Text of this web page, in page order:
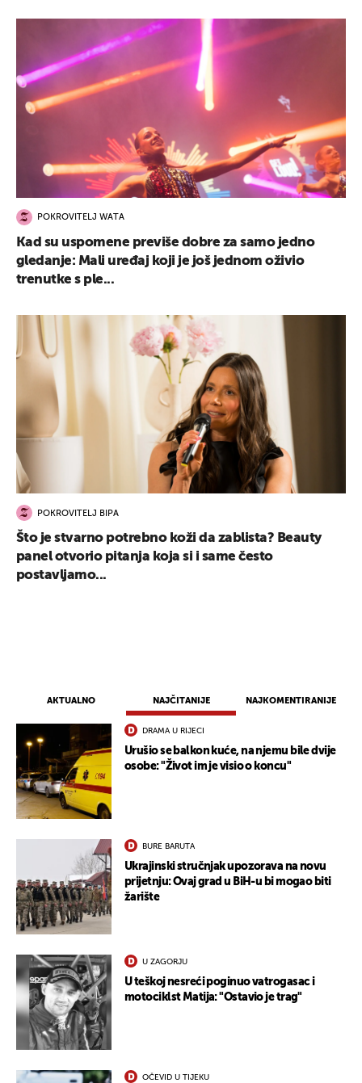
AKTUALNO NAJČITANIJE NAJKOMENTIRANIJE
DRAMA U RIJECI
Urušio se balkon kuće, na njemu bile dvije
osobe: "Život im je visio o koncu"
BURE BARUTA
Ukrajinski stručnjak upozorava na novu
prijetnju: Ovaj grad u BiH-u bi mogao biti
žarište
U ZAGORJU
U teškoj nesreći poginuo vatrogasac i
motociklst Matija: "Ostavio je trag"
OČEVID U TIJEKU
POKROVITELJ WATA
Kad su uspomene previše dobre za samo jedno
gledanje: Mali uređaj koji je još jednom oživio
trenutke s ple...
POKROVITELJ BIPA
Što je stvarno potrebno koži da zablista? Beauty
panel otvorio pitanja koja si i same često
postavljamo...